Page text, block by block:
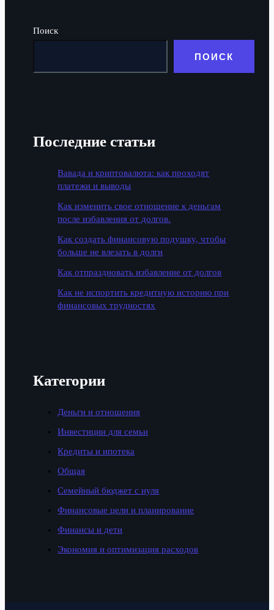
Поиск
ПОИСК
Последние статьи
Вавада и криптовалюта: как проходят
платежи и выводы
Как изменить свое отношение к деньгам
после избавления от долгов.
Как создать финансовую подушку, чтобы
больше не влезать в долги
Как отпраздновать избавление от долгов
Как не испортить кредитную историю при
финансовых трудностях
Категории
Деньги и отношения
Инвестиции для семьи
Кредиты и ипотека
Общая
Семейный бюджет с нуля
Финансовые цели и планирование
Финансы и дети
Экономия и оптимизация расходов